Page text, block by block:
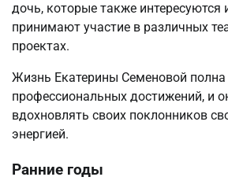
дочь, которые также интересуются
принимают участие в различных
проектах.
Жизнь Екатерины Семеновой полна
профессиональных достижений, и
вдохновлять своих поклонников
энергией.
Ранние годы